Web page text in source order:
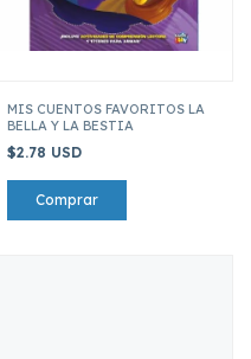
MIS CUENTOS FAVORITOS LA
BELLA Y LA BESTIA
$2.78 USD